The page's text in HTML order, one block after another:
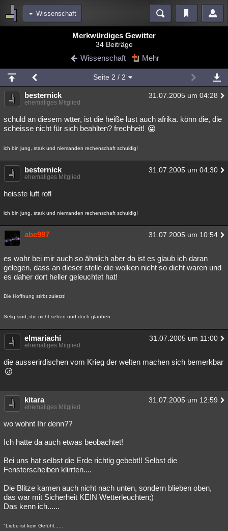
Wissenschaft
Blogs
Chat Wiki Neuigkeiten
meine Rubriken
Menschen Wissenschaft Mystery Kriminalfälle
Spiritualität Verschwörungen Technologie Ufologie
weitere Rubriken
Philosophie Träume Literatur
Übersichten
Besucht Geschlossen
Lesenswert Schlüsselwörter
Merkwürdiges Gewitter
34 Beiträge
Wissenschaft Mehr
Seite 2 / 2
besternick 31.07.2005 um 04:28
ehemaliges Mitglied
schuld an diesem wtter, ist die heiße lust auch afrika. könn die, die
scheisse nicht für sich beahlten? frechheit!
ich bin jung, stark und niemanden rechenschaft schuldig!
besternick 31.07.2005 um 04:30
ehemaliges Mitglied
heisste luft rofl
ich bin jung, stark und niemanden rechenschaft schuldig!
abc997 31.07.2005 um 10:54
es wahr bei mir auch so ähnlich aber da ist es glaub ich daran
gelegen, dass an dieser stelle die wolken nicht so dicht waren und
es daher dort heller geleuchtet hat!
Die Hoffnung stirbt zuletzt!
Selig sind, die nicht sehen und doch glauben.
elmariachi 31.07.2005 um 11:00
ehemaliges Mitglied
die ausserirdischen vom Krieg der welten machen sich bemerkbar
kitara 31.07.2005 um 12:59
ehemaliges Mitglied
wo wohnt Ihr denn??
Ich hatte da auch etwas beobachtet!
Bei uns hat selbst die Erde richtig gebebt!! Selbst die
Fensterscheiben klirrten....
Die Blitze kamen auch nicht nach unten, sondern blieben oben,
das war mit Sicherheit KEIN Wetterleuchten;)
Das kenn ich......
"Liebe ist kein Gefühl......